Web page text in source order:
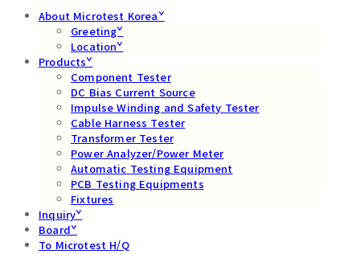
About Microtest Koreaˇ
Greetingˇ
Locationˇ
Productsˇ
Component Tester
DC Bias Current Source
Impulse Winding and Safety Tester
Cable Harness Tester
Transformer Tester
Power Analyzer/Power Meter
Automatic Testing Equipment
PCB Testing Equipments
Fixtures
Inquiryˇ
Boardˇ
To Microtest H/Q